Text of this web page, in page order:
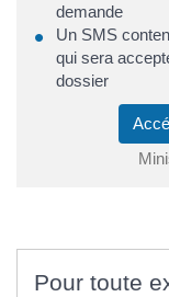
demande
Un SMS
qui sera
dossier
Pour toute